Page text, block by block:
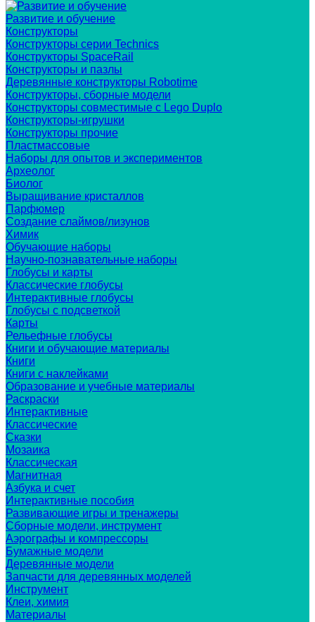
Развитие и обучение
Конструкторы
Конструкторы серии Technics
Конструкторы SpaceRail
Конструкторы и пазлы
Деревянные конструкторы Robotime
Конструкторы, сборные модели
Конструкторы совместимые с Lego Duplo
Конструкторы-игрушки
Конструкторы прочие
Пластмассовые
Наборы для опытов и экспериментов
Археолог
Биолог
Выращивание кристаллов
Парфюмер
Создание слаймов/лизунов
Химик
Обучающие наборы
Научно-познавательные наборы
Глобусы и карты
Классические глобусы
Интерактивные глобусы
Глобусы с подсветкой
Карты
Рельефные глобусы
Книги и обучающие материалы
Книги
Книги с наклейками
Образование и учебные материалы
Раскраски
Интерактивные
Классические
Сказки
Мозаика
Классическая
Магнитная
Азбука и счет
Интерактивные пособия
Развивающие игры и тренажеры
Сборные модели, инструмент
Аэрографы и компрессоры
Бумажные модели
Деревянные модели
Запчасти для деревянных моделей
Инструмент
Клеи, химия
Материалы